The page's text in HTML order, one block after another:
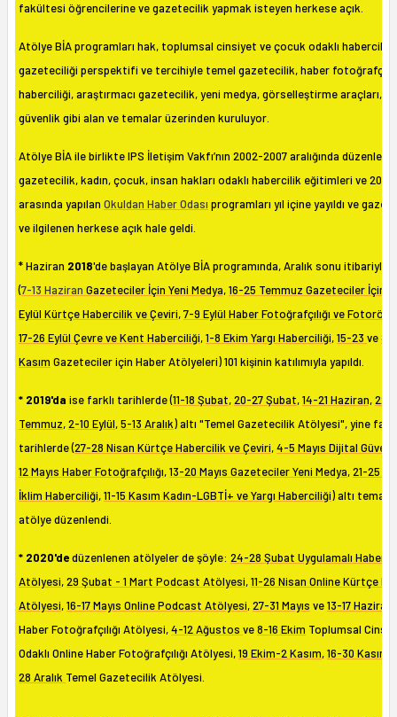
fakültesi öğrencilerine ve gazetecilik yapmak isteyen herkese açık.
Atölye BİA programları hak, toplumsal cinsiyet ve çocuk odaklı
gazeteciliği perspektifi ve tercihiyle temel gazetecilik, haber
haberciliği, araştırmacı gazetecilik, yeni medya, görselleştirme araçları,
güvenlik gibi alan ve temalar üzerinden kuruluyor.
Atölye BİA ile birlikte IPS İletişim Vakfı’nın 2002-2007 aralığında
gazetecilik, kadın, çocuk, insan hakları odaklı habercilik eğitimleri ve
arasında yapılan Okuldan Haber Odası programları yıl içine yayıldı ve
ve ilgilenen herkese açık hale geldi.
* Haziran 2018'de başlayan Atölye BİA programında, Aralık sonu itibariyle
(7-13 Haziran Gazeteciler İçin Yeni Medya,16-25 Temmuz Gazeteciler İçin
Eylül Kürtçe Habercilik ve Çeviri,7-9 Eylül Haber Fotoğrafçılığı ve
17-26 Eylül Çevre ve Kent Haberciliği,1-8 Ekim Yargı Haberciliği,15-23 ve8-
Kasım Gazeteciler için Haber Atölyeleri) 101 kişinin katılımıyla yapıldı.
* 2019'da ise farklı tarihlerde (11-18 Şubat,20-27 Şubat,14-21 Haziran,22-
Temmuz,2-10 Eylül,5-13 Aralık) altı "Temel Gazetecilik Atölyesi", yine
tarihlerde (27-28 Nisan Kürtçe Habercilik ve Çeviri,4-5 Mayıs Dijital
12 Mayıs Haber Fotoğrafçılığı,13-20 Mayıs Gazeteciler Yeni Medya,21-25
İklim Haberciliği,11-15 Kasım Kadın-LGBTİ+ ve Yargı Haberciliği) altı
atölye düzenlendi.
* 2020'dedüzenlenen atölyeler de şöyle: 24-28 Şubat Uygulamalı Haber
Atölyesi,29 Şubat - 1 Mart Podcast Atölyesi,11-26 Nisan Online Kürtçe
Atölyesi,16-17 Mayıs Online Podcast Atölyesi,27-31 Mayıs ve13-17 Haziran
Haber Fotoğrafçılığı Atölyesi,4-12 Ağustos ve8-16 Ekim Toplumsal
Odaklı Online Haber Fotoğrafçılığı Atölyesi,19 Ekim-2 Kasım,16-30 Kasım
28 Aralık Temel Gazetecilik Atölyesi.